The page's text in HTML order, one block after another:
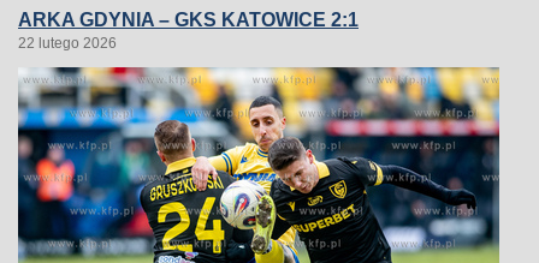
ARKA GDYNIA – GKS KATOWICE 2:1
22 lutego 2026